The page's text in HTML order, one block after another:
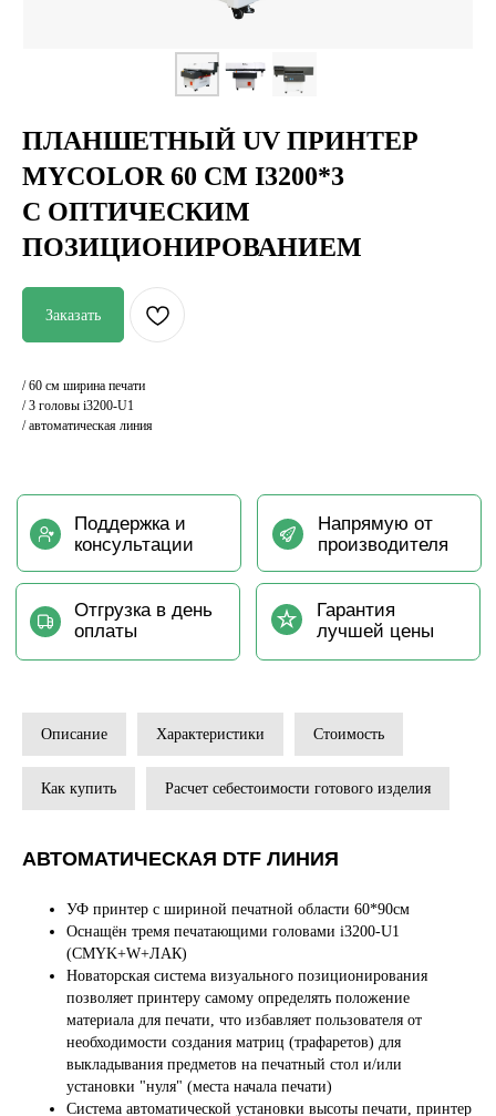
ПЛАНШЕТНЫЙ UV ПРИНТЕР
MYCOLOR 60 СМ I3200*3
С ОПТИЧЕСКИМ
ПОЗИЦИОНИРОВАНИЕМ
Заказать
/ 60 см ширина печати
/ 3 головы i3200-U1
/ автоматическая линия
Напрямую от
Поддержка и
оплаты
Описание Характеристики Стоимость
Как купить Расчет себестоимости готового изделия
АВТОМАТИЧЕСКАЯ DTF ЛИНИЯ
УФ принтер с шириной печатной области 60*90см
Оснащён тремя печатающими головами i3200-U1
(CMYK+W+ЛАК)
Новаторская система визуального позиционирования
позволяет принтеру самому определять положение
материала для печати, что избавляет пользователя от
необходимости создания матриц (трафаретов) для
выкладывания предметов на печатный стол и/или
установки "нуля" (места начала печати)
Система автоматической установки высоты печати, принтер